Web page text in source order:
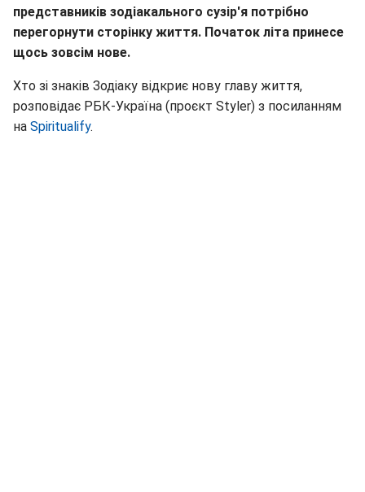
представників зодіакального сузір'я потрібно
перегорнути сторінку життя. Початок літа принесе
щось зовсім нове.
Хто зі знаків Зодіаку відкриє нову главу життя,
розповідає РБК-Україна (проєкт Styler) з посиланням
на Spiritualify.